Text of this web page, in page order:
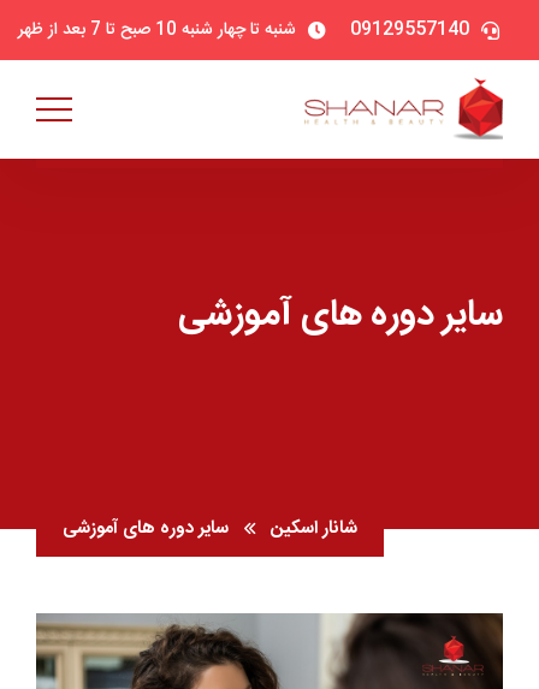
09129557140 شنبه تا چهار شنبه 10 صبح تا 7 بعد از ظهر
سایر دوره های آموزشی
شانار اسکین سایر دوره های آموزشی